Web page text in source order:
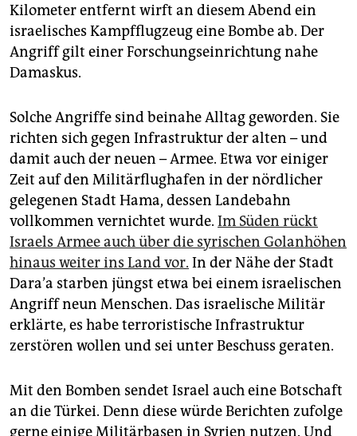
Kilometer entfernt wirft an diesem Abend ein
israelisches Kampfflugzeug eine Bombe ab. Der
Angriff gilt einer Forschungseinrichtung nahe
Damaskus.
Solche Angriffe sind beinahe Alltag geworden. Sie
richten sich gegen Infrastruktur der alten – und
damit auch der neuen – Armee. Etwa vor einiger
Zeit auf den Militärflughafen in der nördlicher
gelegenen Stadt Hama, dessen Landebahn
vollkommen vernichtet wurde. Im Süden rückt
Israels Armee auch über die syrischen Golanhöhen
hinaus weiter ins Land vor. In der Nähe der Stadt
Dara’a starben jüngst etwa bei einem israelischen
Angriff neun Menschen. Das israelische Militär
erklärte, es habe terroristische Infrastruktur
zerstören wollen und sei unter Beschuss geraten.
Mit den Bomben sendet Israel auch eine Botschaft
an die Türkei. Denn diese würde Berichten zufolge
gerne einige Militärbasen in Syrien nutzen. Und